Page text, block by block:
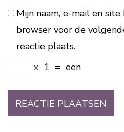
Mijn naam, e-mail en
browser voor de
reactie plaats.
× 1 = een